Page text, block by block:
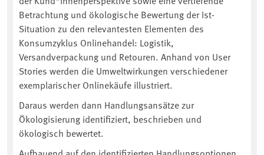
Betrachtung und ökologische Bewertung der Ist-
Situation zu den relevantesten Elementen des
Konsumzyklus Onlinehandel: Logistik,
Versandverpackung und Retouren. Anhand von User
Stories werden die Umweltwirkungen verschiedener
exemplarischer Onlinekäufe illustriert.
Daraus werden dann Handlungsansätze zur
Ökologisierung identifiziert, beschrieben und
ökologisch bewertet.